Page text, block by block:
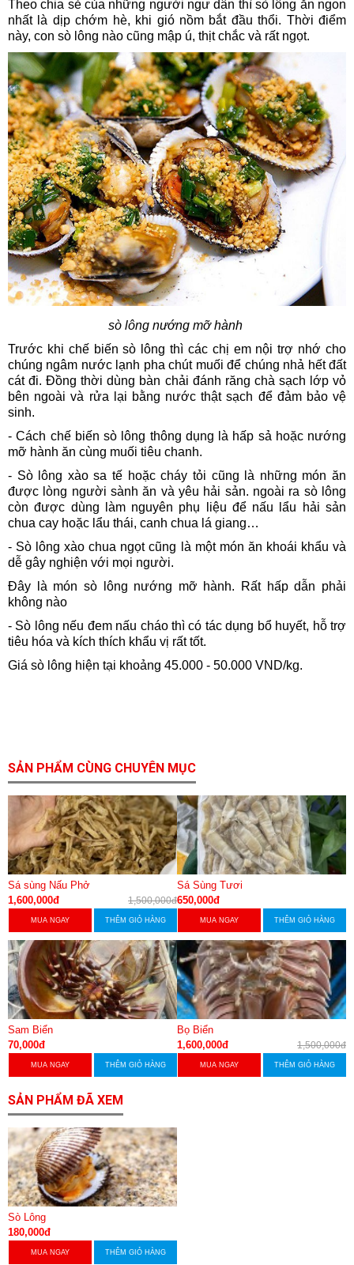
Theo chia sẻ của những người ngư dân thì sò lông ăn ngon
nhất là dịp chớm hè, khi gió nồm bắt đầu thổi. Thời điểm
này, con sò lông nào cũng mập ú, thịt chắc và rất ngọt.
sò lông nướng mỡ hành
Trước khi chế biến sò lông thì các chị em nội trợ nhớ cho
chúng ngâm nước lạnh pha chút muối để chúng nhả hết đất
cát đi. Đồng thời dùng bàn chải đánh răng chà sạch lớp vỏ
bên ngoài và rửa lại bằng nước thật sạch để đảm bảo vệ
sinh.
- Cách chế biến sò lông thông dụng là hấp sả hoặc nướng
mỡ hành ăn cùng muối tiêu chanh.
- Sò lông xào sa tế hoặc cháy tỏi cũng là những món ăn
được lòng người sành ăn và yêu hải sản. ngoài ra sò lông
còn được dùng làm nguyên phụ liệu để nấu lẩu hải sản
chua cay hoặc lẩu thái, canh chua lá giang…
- Sò lông xào chua ngọt cũng là một món ăn khoái khẩu và
dễ gây nghiện với mọi người.
Đây là món sò lông nướng mỡ hành. Rất hấp dẫn phải
không nào
- Sò lông nếu đem nấu cháo thì có tác dụng bổ huyết, hỗ trợ
tiêu hóa và kích thích khẩu vị rất tốt.
Giá sò lông hiện tại khoảng 45.000 - 50.000 VND/kg.
SẢN PHẨM CÙNG CHUYÊN MỤC
Sá sùng Nấu Phở
1,600,000đ
1,500,000đ
MUA NGAY THÊM GIỎ HÀNG
Sá Sùng Tươi
650,000đ
MUA NGAY THÊM GIỎ HÀNG
Sam Biển
70,000đ
MUA NGAY THÊM GIỎ HÀNG
Bọ Biển
1,600,000đ
1,500,000đ
MUA NGAY THÊM GIỎ HÀNG
SẢN PHẨM ĐÃ XEM
Sò Lông
180,000đ
MUA NGAY THÊM GIỎ HÀNG